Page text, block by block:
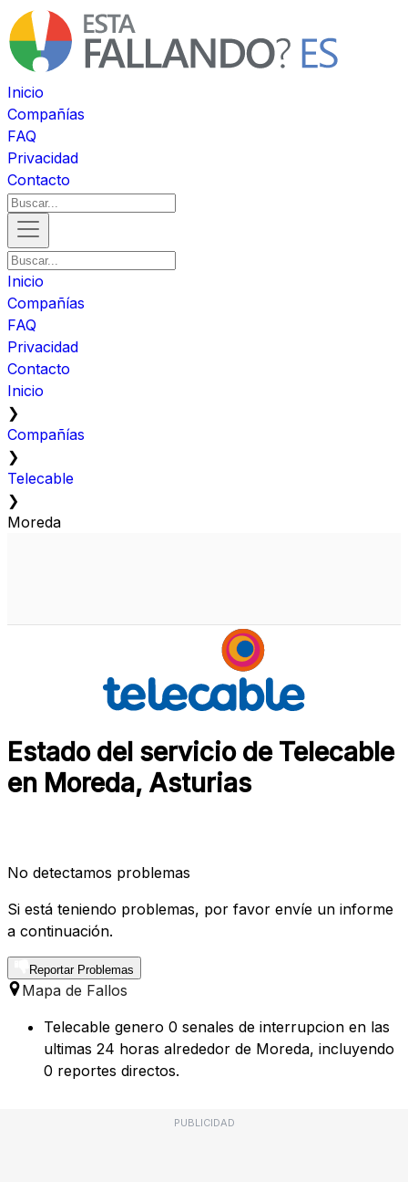
Inicio
Compañías
FAQ
Privacidad
Contacto
Inicio
Compañías
FAQ
Privacidad
Contacto
Inicio
❯
Compañías
❯
Telecable
❯
Moreda
Estado del servicio de Telecable
en Moreda, Asturias
No detectamos problemas
Si está teniendo problemas, por favor envíe un informe
a continuación.
Reportar Problemas
Mapa de Fallos
Telecable genero 0 senales de interrupcion en las
ultimas 24 horas alrededor de Moreda, incluyendo
0 reportes directos.
PUBLICIDAD